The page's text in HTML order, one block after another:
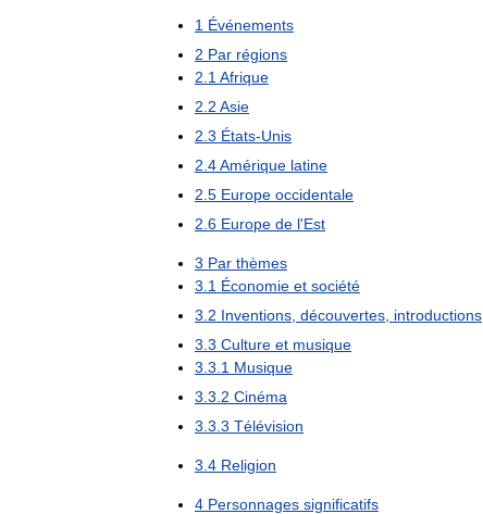
1 Événements
2 Par régions
2 1 Afrique
2 2 Asie
2 3 États-Unis
2 4Amérique latine
2 5 Europe occidentale
2 6 Europe de l'Est
3 Par thèmes
3 1 Économie et société
3 2 Inventions découvertes introductions
3 3 Culture et musique
3 3 1 Musique
3 3 2 Cinéma
3 3 3 Télévision
3 4 Religion
4 Personnages significatifs